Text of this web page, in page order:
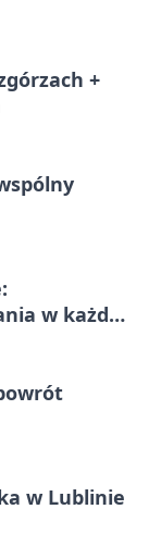
+
w każdą
w Lublinie